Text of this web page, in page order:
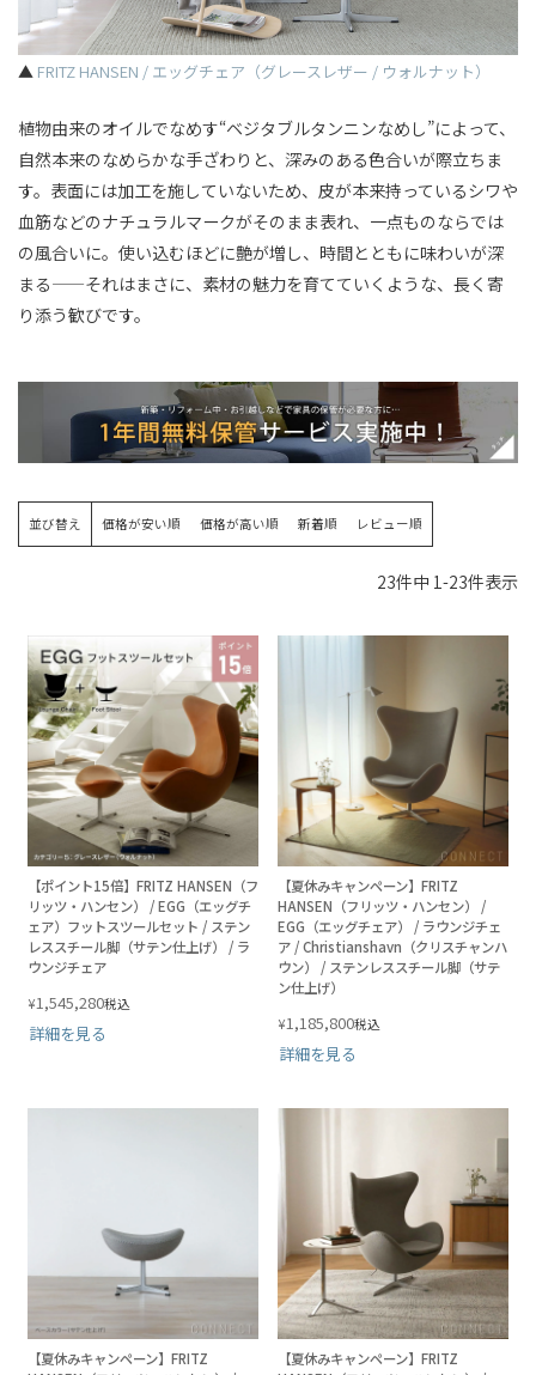
▲ FRITZ HANSEN / エッグチェア（グレースレザー / ウォルナット）
植物由来のオイルでなめす“ベジタブルタンニンなめし”によって、
自然本来のなめらかな手ざわりと、深みのある色合いが際立ちま
す。表面には加工を施していないため、皮が本来持っているシワや
血筋などのナチュラルマークがそのまま表れ、一点ものならでは
の風合いに。使い込むほどに艶が増し、時間とともに味わいが深
まる——それはまさに、素材の魅力を育てていくような、長く寄
り添う歓びです。
並び替え 価格が安い順 価格が高い順 新着順 レビュー順
23件中 1-23件表示
【ポイント15倍】FRITZ HANSEN（フ
リッツ・ハンセン） / EGG（エッグチ
ェア）フットスツールセット / ステン
レススチール脚（サテン仕上げ） / ラ
ウンジチェア
¥1,545,280税込
詳細を見る
【夏休みキャンペーン】FRITZ
HANSEN（フリッツ・ハンセン） /
EGG（エッグチェア） / ラウンジチェ
ア / Christianshavn（クリスチャンハ
ウン） / ステンレススチール脚（サテ
ン仕上げ）
¥1,185,800税込
詳細を見る
【夏休みキャンペーン】FRITZ
【夏休みキャンペーン】FRITZ